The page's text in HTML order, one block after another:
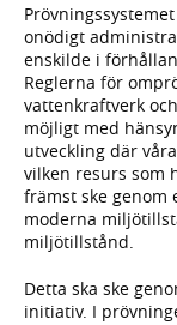
onödigt
enskilde i
Reglerna för
vattenkraftverk
möjligt med
utveckling där
vilken resurs som
främst ske genom
moderna
miljötillstånd.
Detta ska ske
initiativ. I